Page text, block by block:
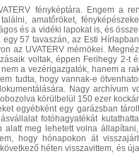
fényképtára. Engem a
amatőröket,
és a vidéki lapokat is, és
57 tavaszán, az Esti
az UVATERV mérnökei.
voltak, éppen Ferihegy 2-t
a vezérigazgatók, hanem a
tudta, hogy vannak-e
Nagy archívum
körülbelül 150 ezer
egyébként egy garázsban
fotóhagyatékát
meg lehetett volna
hogy hónapokon át
héten visszavittem, és